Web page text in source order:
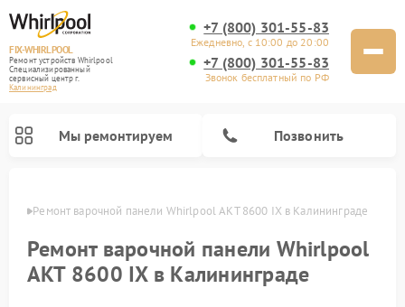
FIX-WHIRLPOOL
Ремонт устройств Whirlpool
Специализированный
cервисный центр г.
Калининград
+7 (800) 301-55-83
Ежедневно, с 10:00 до 20:00
+7 (800) 301-55-83
Звонок бесплатный по РФ
Мы ремонтируем Позвонить
Ремонт варочной панели Whirlpool AKT 8600 IX в Калининграде
Ремонт варочной панели Whirlpool
AKT 8600 IX в Калининграде